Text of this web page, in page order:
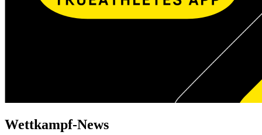
Wettkampf-News